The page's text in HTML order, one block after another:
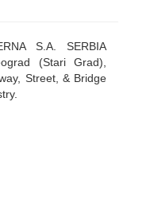
S.A. SERBIA
(Stari Grad),
Street, & Bridge